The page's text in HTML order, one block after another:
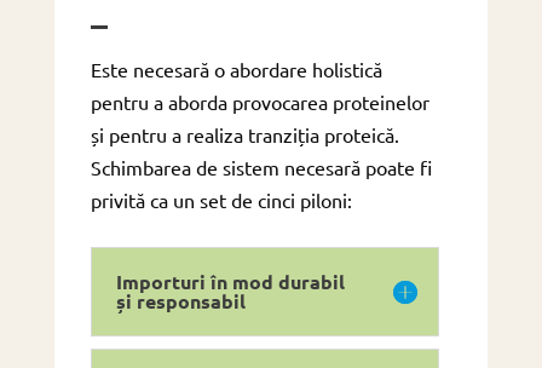
–
Este necesară o abordare holistică
pentru a aborda provocarea proteinelor
și pentru a realiza tranziția proteică.
Schimbarea de sistem necesară poate fi
privită ca un set de cinci piloni:
Importuri în mod durabil
și responsabil